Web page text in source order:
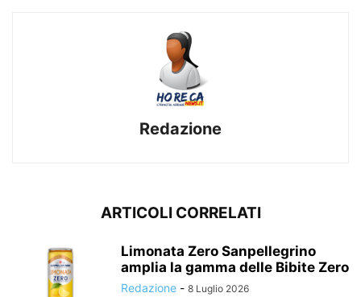
Redazione
ARTICOLI CORRELATI
Limonata Zero Sanpellegrino
amplia la gamma delle Bibite Zero
Redazione - 8 Luglio 2026